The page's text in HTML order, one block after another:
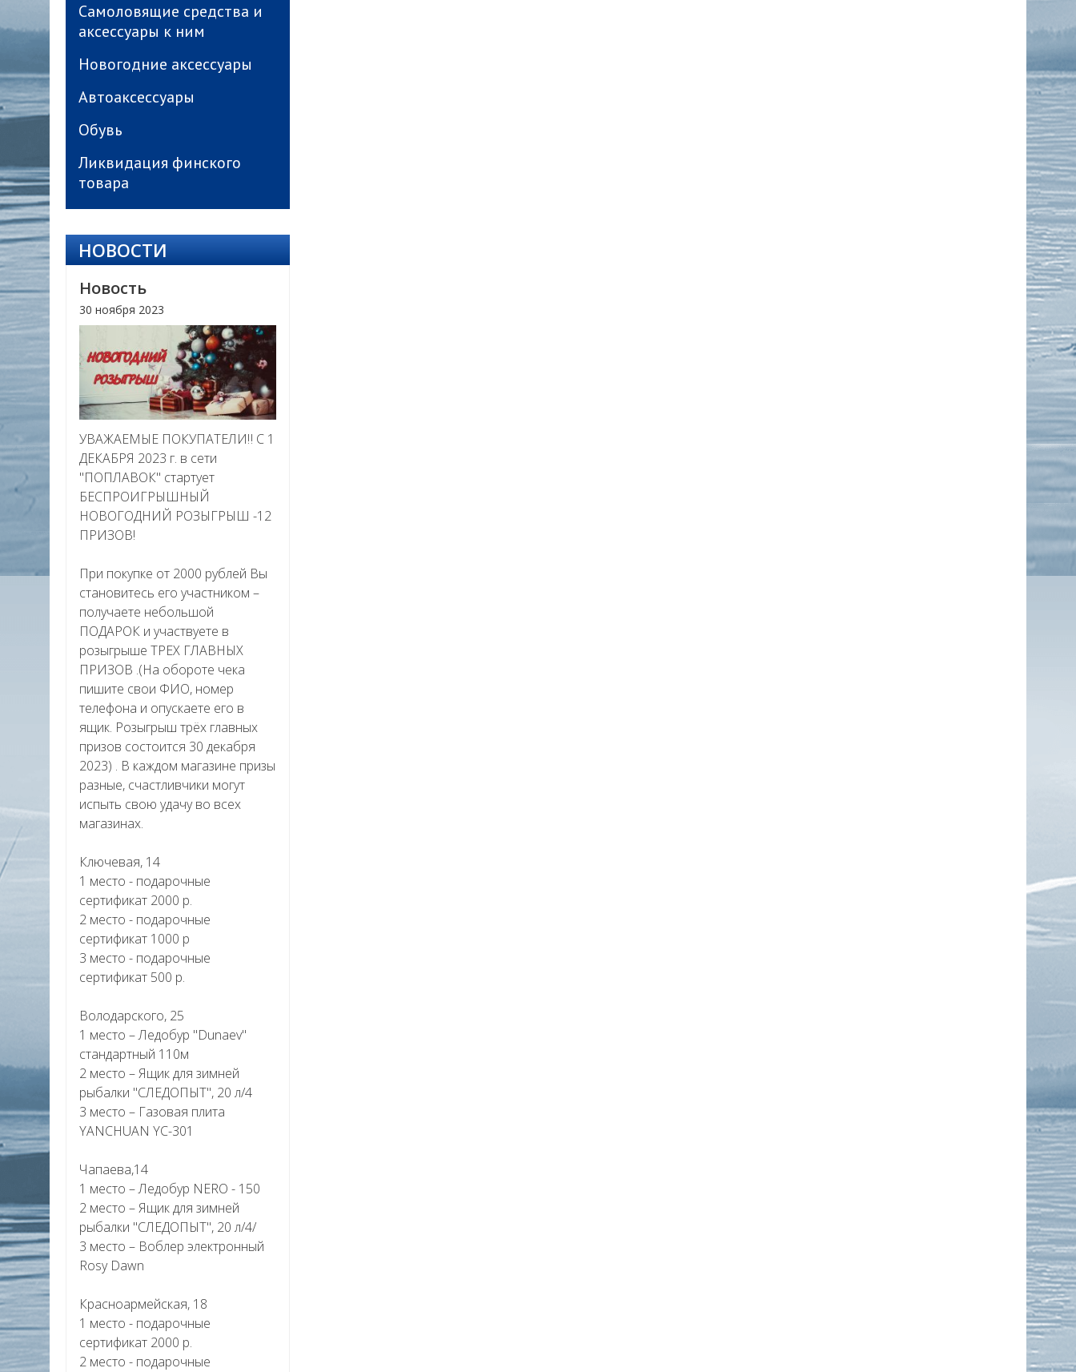
Самоловящие средства и
аксессуары к ним
Новогодние аксессуары
Автоаксессуары
Обувь
Ликвидация финского
товара
НОВОСТИ
Новость
30 ноября 2023
УВАЖАЕМЫЕ ПОКУПАТЕЛИ‼ С 1
ДЕКАБРЯ 2023 г. в сети
"ПОПЛАВОК" стартует
БЕСПРОИГРЫШНЫЙ
НОВОГОДНИЙ РОЗЫГРЫШ -12
ПРИЗОВ!
При покупке от 2000 рублей Вы
становитесь его участником –
получаете небольшой
ПОДАРОК и участвуете в
розыгрыше ТРЕХ ГЛАВНЫХ
ПРИЗОВ .(На обороте чека
пишите свои ФИО, номер
телефона и опускаете его в
ящик. Розыгрыш трёх главных
призов состоится 30 декабря
2023) . В каждом магазине призы
разные, счастливчики могут
испыть свою удачу во всех
магазинах.
Ключевая, 14
1 место - подарочные
сертификат 2000 р.
2 место - подарочные
сертификат 1000 р
3 место - подарочные
сертификат 500 р.
Володарского, 25
1 место – Ледобур "Dunaev"
стандартный 110м
2 место – Ящик для зимней
рыбалки "СЛЕДОПЫТ", 20 л/4
3 место – Газовая плита
YANCHUAN YC-301
Чапаева,14
1 место – Ледобур NERO - 150
2 место – Ящик для зимней
рыбалки "СЛЕДОПЫТ", 20 л/4/
3 место – Воблер электронный
Rosy Dawn
Красноармейская, 18
1 место - подарочные
сертификат 2000 р.
2 место - подарочные